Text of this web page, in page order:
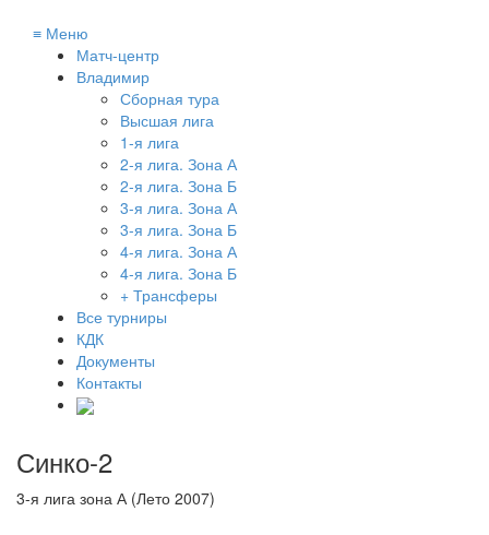
≡ Меню
Матч-центр
Владимир
Сборная тура
Высшая лига
1-я лига
2-я лига. Зона А
2-я лига. Зона Б
3-я лига. Зона А
3-я лига. Зона Б
4-я лига. Зона А
4-я лига. Зона Б
+ Трансферы
Все турниры
КДК
Документы
Контакты
Синко-2
3-я лига зона А (Лето 2007)